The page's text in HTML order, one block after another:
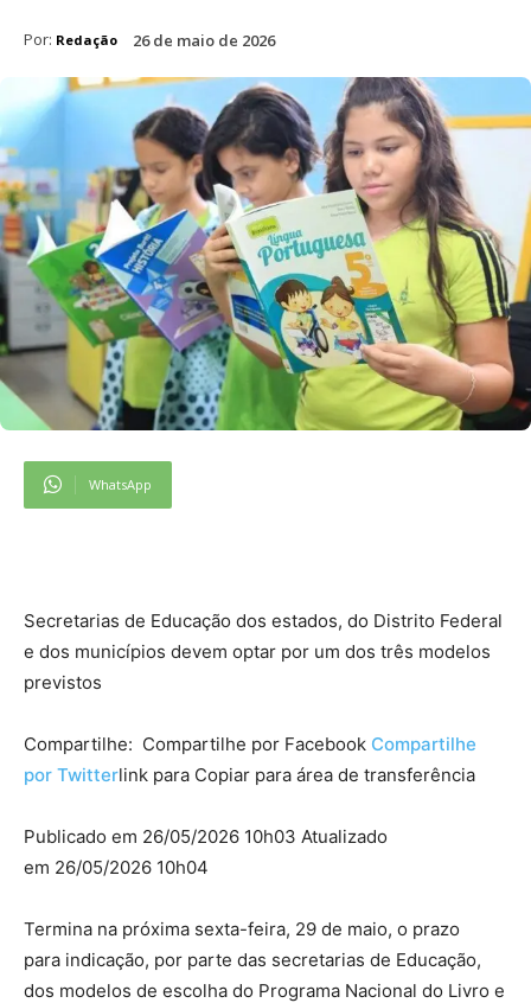
Por: Redação 26 de maio de 2026
WhatsApp
Secretarias de Educação dos estados, do Distrito Federal
e dos municípios devem optar por um dos três modelos
previstos
Compartilhe: Compartilhe por Facebook Compartilhe
por Twitterlink para Copiar para área de transferência
Publicado em 26/05/2026 10h03 Atualizado
em 26/05/2026 10h04
Termina na próxima sexta-feira, 29 de maio, o prazo
para indicação, por parte das secretarias de Educação,
dos modelos de escolha do Programa Nacional do Livro e